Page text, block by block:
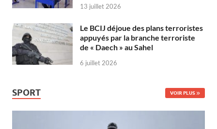
13 juillet 2026
Le BCIJ déjoue des plans terroristes
appuyés par la branche terroriste
de « Daech » au Sahel
6 juillet 2026
SPORT VOIR PLUS